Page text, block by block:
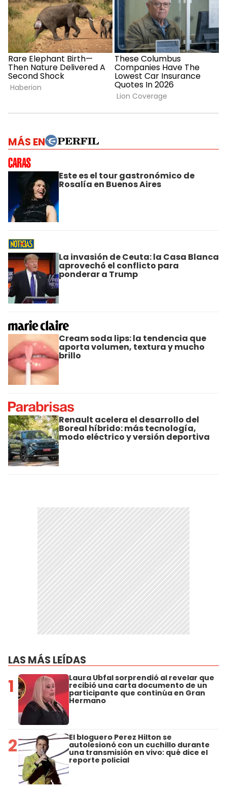
MÁS EN
Este es el tour gastronómico de
Rosalía en Buenos Aires
La invasión de Ceuta: la Casa Blanca
aprovechó el conflicto para
ponderar a Trump
Cream soda lips: la tendencia que
aporta volumen, textura y mucho
brillo
Renault acelera el desarrollo del
Boreal híbrido: más tecnología,
modo eléctrico y versión deportiva
LAS MÁS LEÍDAS
1 Laura Ubfal sorprendió al revelar que
recibió una carta documento de un
participante que continúa en Gran
Hermano
2 El bloguero Perez Hilton se
autolesionó con un cuchillo durante
una transmisión en vivo: qué dice el
reporte policial